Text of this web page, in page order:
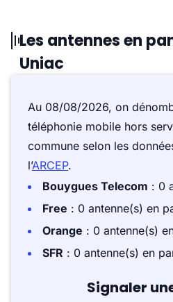
Les antennes en
Uniac
Au 08/08/2026, on
téléphonie mobile hors
commune selon les
l’ARCEP.
Bouygues Telecom : 0
Free : 0 antenne(s) en
Orange : 0 antenne(s)
SFR : 0 antenne(s) en
Signaler